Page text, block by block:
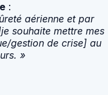
:
aérienne et par
souhaite mettre mes
gestion de crise] au
»